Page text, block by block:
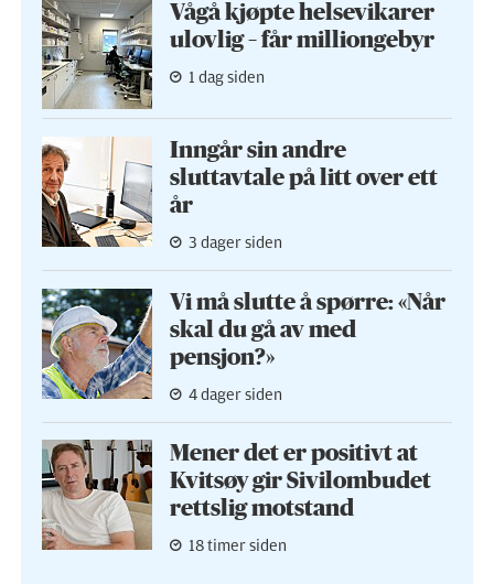
Vågå kjøpte helse­vikarer
ulovlig – får milliongebyr
1 dag siden
Inngår sin andre
sluttavtale på litt over ett
år
3 dager siden
Vi må slutte å spørre: «Når
skal du gå av med
pensjon?»
4 dager siden
Mener det er positivt at
Kvitsøy gir Sivilombudet
rettslig motstand
18 timer siden